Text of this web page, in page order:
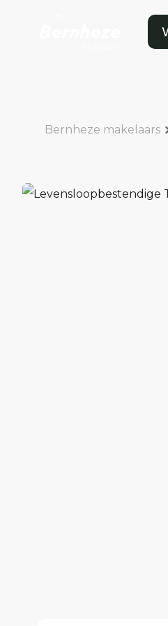
Bernheze makelaars